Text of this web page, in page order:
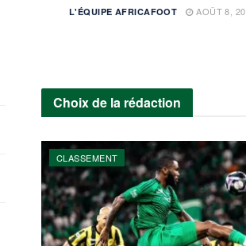
L'ÉQUIPE AFRICAFOOT AOÛT 8,
Choix de la rédaction
CLASSEMENT